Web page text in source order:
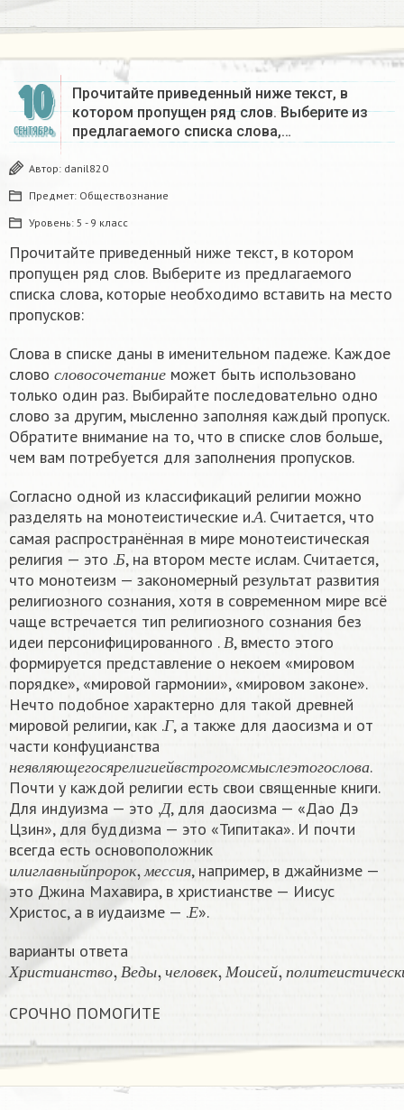
10
СЕНТЯБРЬ
Прочитайте приведенный ниже текст, в
котором пропущен ряд слов. Выберите из
предлагаемого списка слова,…
Автор: danil820
Предмет: Обществознание
Уровень: 5 - 9 класс
Прочитайте приведенный ниже текст, в котором
пропущен ряд слов. Выберите из предлагаемого
списка слова, которые необходимо вставить на место
пропусков:
Слова в списке даны в именительном падеже. Каждое
слово
сл о в о с о ч е т а н и е
с ловосочета н ие
может быть использовано
только один раз. Выбирайте последовательно одно
слово за другим, мысленно заполняя каждый пропуск.
Обратите внимание на то, что в списке слов больше,
чем вам потребуется для заполнения пропусков.
Согласно одной из классификаций религии можно
разделять на монотеистические и.А
А
. Считается, что
самая распространённая в мире монотеистическая
религия — это .Б
Б
, на втором месте ислам. Считается,
что монотеизм — закономерный результат развития
религиозного сознания, хотя в современном мире всё
чаще встречается тип религиозного сознания без
идеи персонифицированного .
В
В
, вместо этого
формируется представление о некоем «мировом
порядке», «мировой гармонии», «мировом законе».
Нечто подобное характерно для такой древней
мировой религии, как .Г
Г
, а также для даосизма и от
части конфуцианства
н еявляю щ е г о сяр ел и г и е й в с т р о г омсм ысл е э т о г о сл о в а
неяв ляющегосярел
.
Почти у каждой религии есть свои священные книги.
Для индуизма — это .Д
Д
, для даосизма — «Дао Дэ
Цзин», для буддизма — это «Типитака». И почти
всегда есть основоположник
ил и гл а в н ы й п р о р о к месс ия
илигл авныйпророк,месс
, например, в джайнизме —
это Джина Махавира, в христианстве — Иисус
Христос, а в иудаизме — .Е
Е
».
варианты ответа
Х р и с т и а н с т в о Ве ды чел овек М о исе й п ол ите ист и ческ
Христиа нство,
СРОЧНО ПОМОГИТЕ​